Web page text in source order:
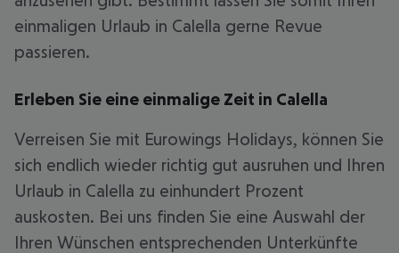
einmaligen Urlaub in Calella gerne Revue
passieren.
Erleben Sie eine einmalige Zeit in Calella
Verreisen Sie mit Eurowings Holidays, können Sie
sich endlich wieder richtig gut ausruhen und Ihren
Urlaub in Calella zu einhundert Prozent
auskosten. Bei uns finden Sie eine Auswahl der
Ihren Wünschen entsprechenden Unterkünfte